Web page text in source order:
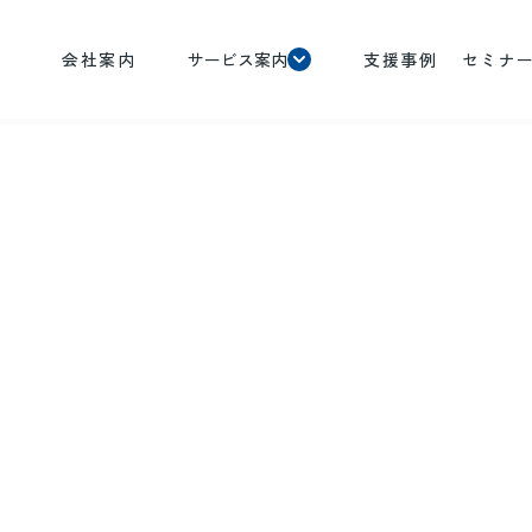
会社案内 サービス案内 支援事例 セミナ